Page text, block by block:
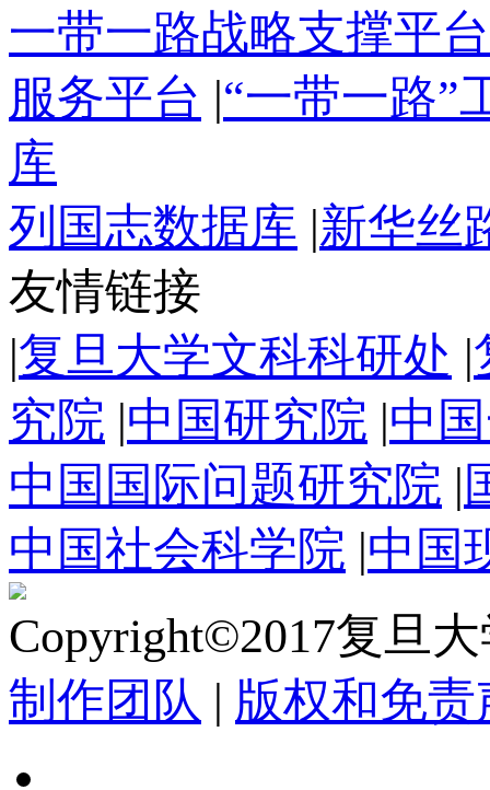
一带一路战略支撑平台
服务平台 |“一带一路”
库
列国志数据库 |新华丝
友情链接
|复旦大学文科科研处 |
究院 |中国研究院 |中
中国国际问题研究院 |
中国社会科学院 |中国
Copyright©2017复旦
制作团队 | 版权和免责